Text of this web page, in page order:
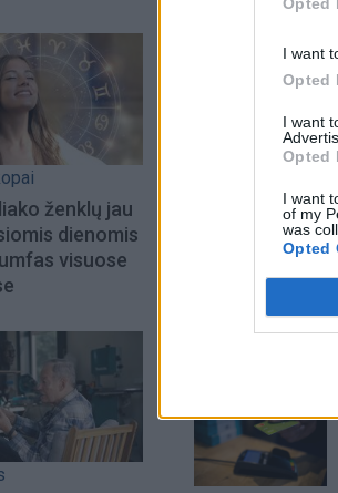
I want
Opted
I want
Opted
I want
of my
was
Opted
ženklų jau
dienomis
visuose
Šiuo metu